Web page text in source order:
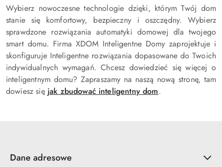
Wybierz nowoczesne technologie dzięki, którym Twój dom
stanie się komfortowy, bezpieczny i oszczędny. Wybierz
sprawdzone rozwiązania automatyki domowej dla twojego
smart domu. Firma XDOM Inteligentne Domy zaprojektuje i
skonfiguruje Inteligentne rozwiązania dopasowane do Twoich
indywidualnych wymagań. Chcesz dowiedzieć się więcej o
inteligentnym domu? Zapraszamy na naszą nową stronę, tam
dowiesz się jak zbudować inteligentny dom.
Dane adresowe